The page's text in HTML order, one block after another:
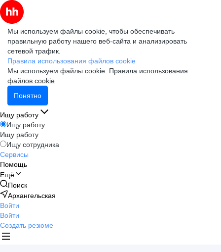
Мы используем файлы cookie, чтобы обеспечивать
правильную работу нашего веб-сайта и анализировать
сетевой трафик.
Правила использования файлов cookie
Мы используем файлы cookie. Правила использования
файлов cookie
Понятно
Ищу работу
Ищу работу
Ищу работу
Ищу сотрудника
Сервисы
Помощь
Ещё
Поиск
Архангельская
Войти
Войти
Создать резюме